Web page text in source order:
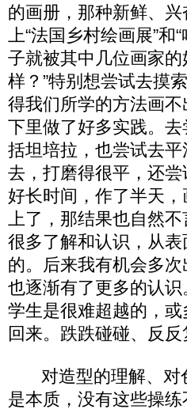
的画册，那种新鲜、
上“法国乡村绘画展”和
子就被其中几位画家
样？”特别想尝试去摸
得我们所学的方法画
下里做了好多实践。
括坦培拉，也尝试去
去，打磨得很平，还
好长时间，作了半天
上了，那结果也自然
很多了解和认识，从
的。后来我有机会多
也逐渐有了更多的认
学生是很难超越的，
回来。跌跌碰碰、反
对造型的理解、对
是本质，没有这些操